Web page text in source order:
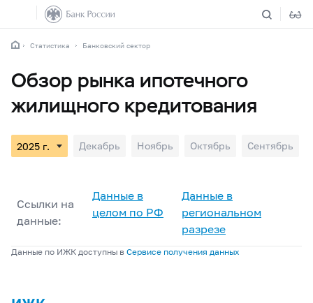
Статистика Банковский сектор
Обзор рынка ипотечного
жилищного кредитования
Декабрь Ноябрь Октябрь Сентябрь
Ссылки на
данные:
Данные в
целом по РФ
Данные в
региональном
разрезе
Данные по ИЖК доступны в Сервисе получения данных